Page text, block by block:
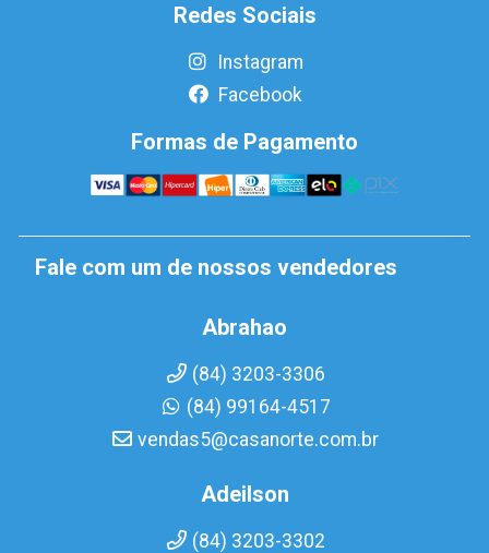
Redes Sociais
Instagram
Facebook
Formas de Pagamento
Fale com um de nossos vendedores
Abrahao
(84) 3203-3306
(84) 99164-4517
vendas5@casanorte.com.br
Adeilson
(84) 3203-3302